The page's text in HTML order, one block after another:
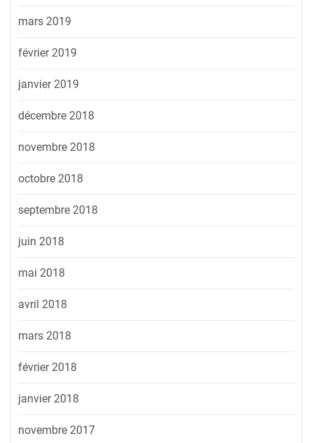
mars 2019
février 2019
janvier 2019
décembre 2018
novembre 2018
octobre 2018
septembre 2018
juin 2018
mai 2018
avril 2018
mars 2018
février 2018
janvier 2018
novembre 2017